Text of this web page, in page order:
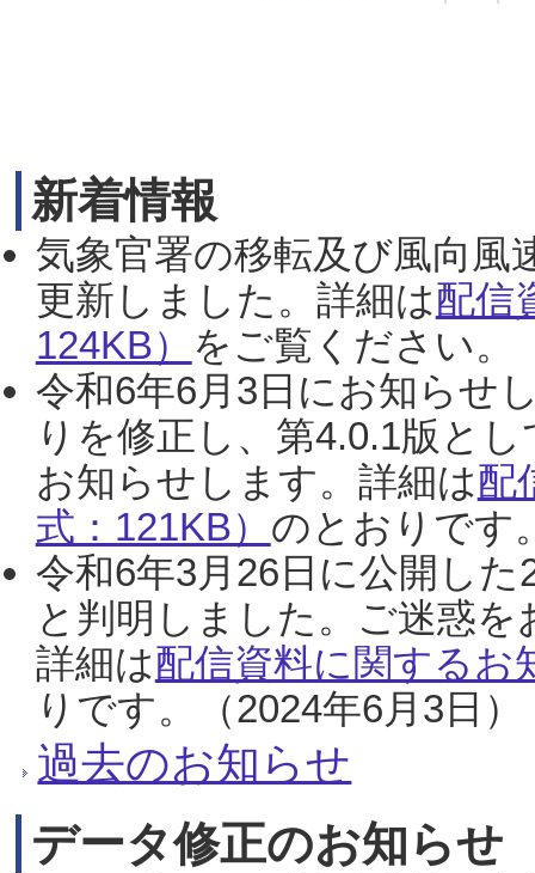
新着情報
気象官署の移転及び風向風
更新しました。詳細は配信
124KB） をご覧ください。
令和6年6月3日にお知らせ
りを修正し、第4.0.1版と
お知らせします。詳細は配
式：121KB） のとおりです
令和6年3月26日に公開し
と判明しました。ご迷惑
詳細は配信資料に関するお
りです。（2024年6月3日）
過去のお知らせ
データ修正のお知らせ